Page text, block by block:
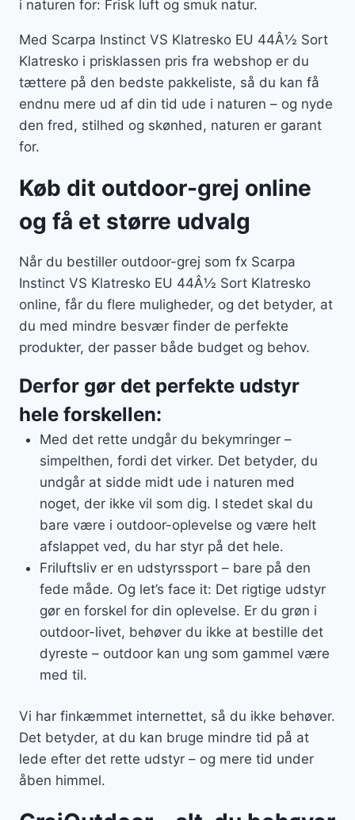
i naturen for: Frisk luft og smuk natur.
Med Scarpa Instinct VS Klatresko EU 44Â½ Sort
Klatresko i prisklassen pris fra webshop er du
tættere på den bedste pakkeliste, så du kan få
endnu mere ud af din tid ude i naturen – og nyde
den fred, stilhed og skønhed, naturen er garant
for.
Køb dit outdoor-grej online
og få et større udvalg
Når du bestiller outdoor-grej som fx Scarpa
Instinct VS Klatresko EU 44Â½ Sort Klatresko
online, får du flere muligheder, og det betyder, at
du med mindre besvær finder de perfekte
produkter, der passer både budget og behov.
Derfor gør det perfekte udstyr
hele forskellen:
Med det rette undgår du bekymringer –
simpelthen, fordi det virker. Det betyder, du
undgår at sidde midt ude i naturen med
noget, der ikke vil som dig. I stedet skal du
bare være i outdoor-oplevelse og være helt
afslappet ved, du har styr på det hele.
Friluftsliv er en udstyrssport – bare på den
fede måde. Og let’s face it: Det rigtige udstyr
gør en forskel for din oplevelse. Er du grøn i
outdoor-livet, behøver du ikke at bestille det
dyreste – outdoor kan ung som gammel være
med til.
Vi har finkæmmet internettet, så du ikke behøver.
Det betyder, at du kan bruge mindre tid på at
lede efter det rette udstyr – og mere tid under
åben himmel.